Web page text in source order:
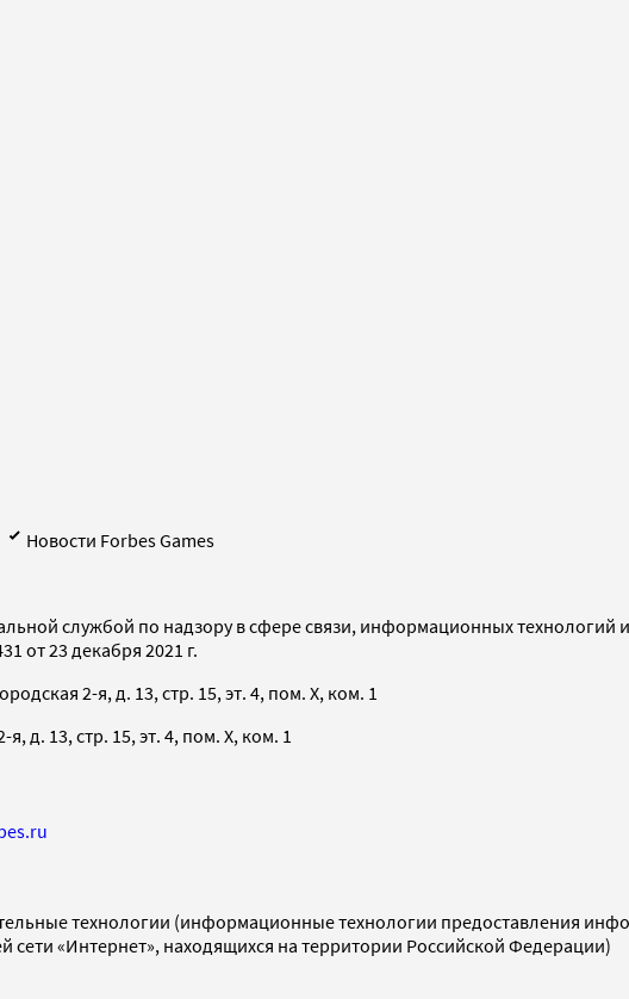
Новости Forbes Games
службой по надзору в сфере связи, информационных
от 23 декабря 2021 г.
2-я, д. 13, стр. 15, эт. 4, пом. X, ком. 1
д. 13, стр. 15, эт. 4, пом. X, ком. 1
технологии (информационные технологии предоставления
сети «Интернет», находящихся на территории Российской Федерации)